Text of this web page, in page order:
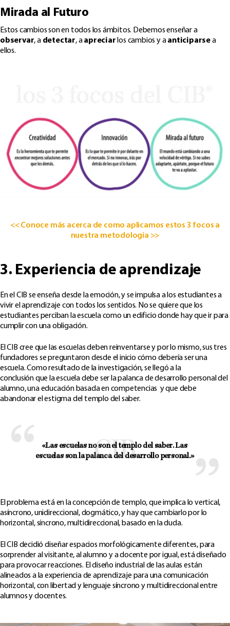
Mirada al Futuro
Estos cambios son en todos los ámbitos. Debemos enseñar a
observar, a detectar, aapreciar los cambios y aanticiparsea
ellos.
<< Conoce más acerca de como aplicamos estos 3 focos a
nuestra metodología >>
3. Experiencia de aprendizaje
En el CIB se enseña desde la emoción, y se impulsa a los estudiantes a
vivir el aprendizaje con todos los sentidos. No se quiere que los
estudiantes perciban la escuela como un edificio donde hay que ir para
cumplir con una obligación.
El CIB cree que las escuelas deben reinventarse y por lo mismo, sus tres
fundadores se preguntaron desde el inicio cómo debería ser una
escuela. Como resultado de la investigación, se llegó a la
conclusión que la escuela debe ser la palanca de desarrollo personal del
alumno, una educación basada en competencias y que debe
abandonar el estigma del templo del saber.
«Las escuelas no son el templo del saber. Las
escuelas son la palanca del desarrollo personal.»
El problema está en la concepción de templo, que implica lo vertical,
asíncrono, unidireccional, dogmático, y hay que cambiarlo por lo
horizontal, síncrono, multidireccional, basado en la duda.
El CIB decidió diseñar espacios morfológicamente diferentes, para
sorprender al visitante, al alumno y a docente por igual, está diseñado
para provocar reacciones. El diseño industrial de las aulas están
alineados a la experiencia de aprendizaje para una comunicación
horizontal, con libertad y lenguaje síncrono y multidireccional entre
alumnos y docentes.